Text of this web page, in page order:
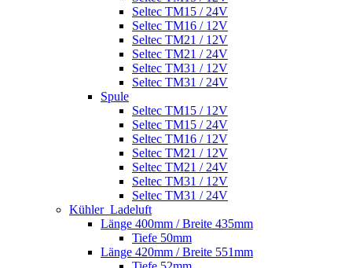
Seltec TM15 / 24V
Seltec TM16 / 12V
Seltec TM21 / 12V
Seltec TM21 / 24V
Seltec TM31 / 12V
Seltec TM31 / 24V
Spule
Seltec TM15 / 12V
Seltec TM15 / 24V
Seltec TM16 / 12V
Seltec TM21 / 12V
Seltec TM21 / 24V
Seltec TM31 / 12V
Seltec TM31 / 24V
Kühler_Ladeluft
Länge 400mm / Breite 435mm
Tiefe 50mm
Länge 420mm / Breite 551mm